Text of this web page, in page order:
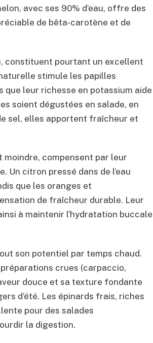
avec ses 90% d’eau, offre des
de bêta-carotène et de
constituent pourtant un excellent
stimule les papilles
leur richesse en potassium aide
soient dégustées en salade, en
sel, elles apportent fraîcheur et
compensent par leur
citron pressé dans de l’eau
que les oranges et
de fraîcheur durable. Leur
à maintenir l’hydratation buccale
son potentiel par temps chaud.
crues (carpaccio,
douce et sa texture fondante
d’été. Les épinards frais, riches
pour des salades
la digestion.